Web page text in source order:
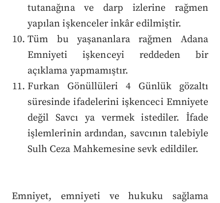
tutanağına ve darp izlerine rağmen
yapılan işkenceler inkâr edilmiştir.
Tüm bu yaşananlara rağmen Adana
Emniyeti işkenceyi reddeden bir
açıklama yapmamıştır.
Furkan Gönüllüleri 4 Günlük gözaltı
süresinde ifadelerini işkenceci Emniyete
değil Savcı ya vermek istediler. İfade
işlemlerinin ardından, savcının talebiyle
Sulh Ceza Mahkemesine sevk edildiler.
Emniyet, emniyeti ve hukuku sağlama